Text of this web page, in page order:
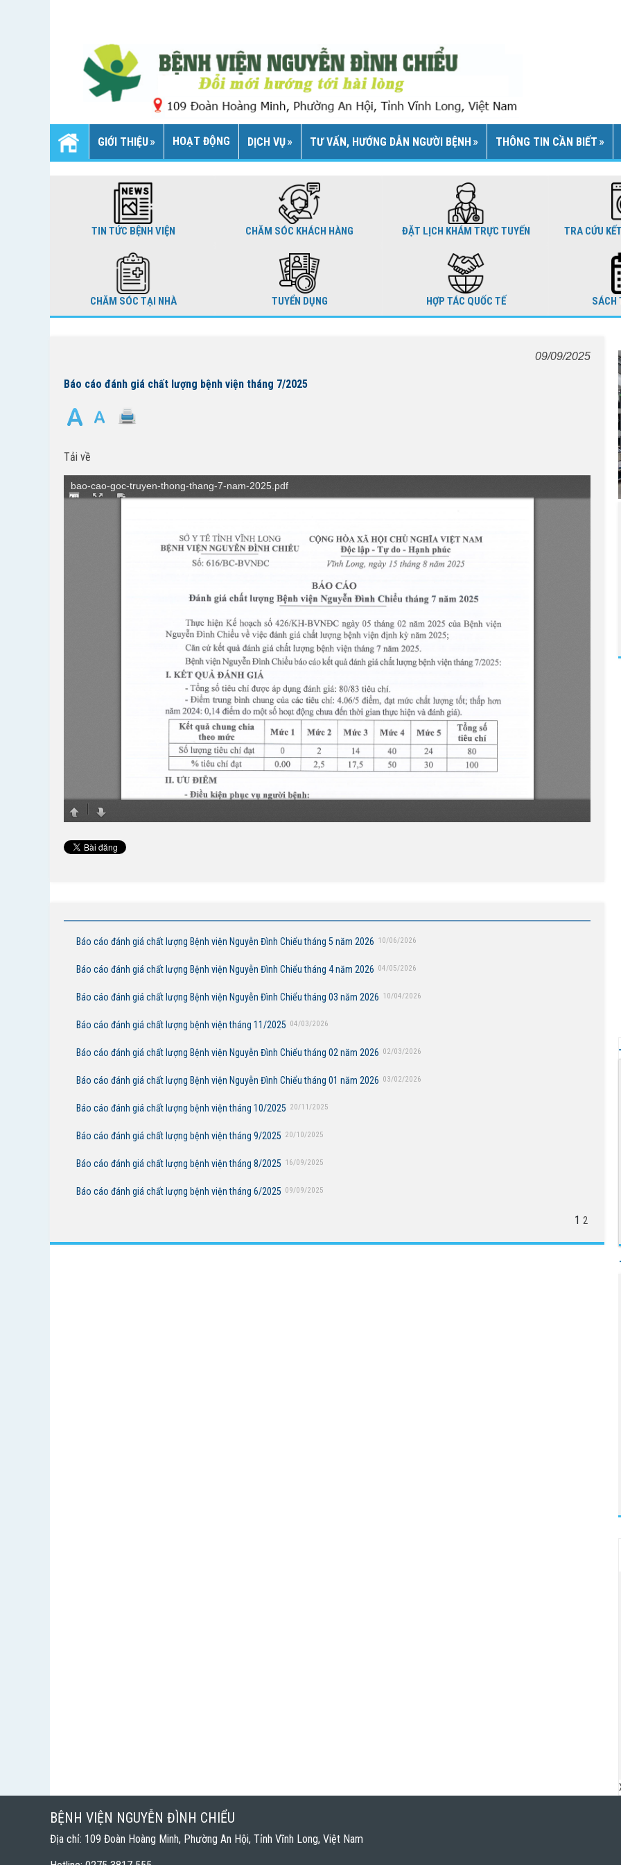
GIỚI THIỆU HOẠT ĐỘNG DỊCH VỤ TƯ VẤN, HƯỚNG DẪN NGƯỜI BỆNH THÔNG TIN CẦN BIẾT
TIN TỨC BỆNH VIỆN CHĂM SÓC KHÁCH HÀNG ĐẶT LỊCH KHÁM TRỰC TUYẾN TRA CỨU
CHĂM SÓC TẠI NHÀ TUYỂN DỤNG HỢP TÁC QUỐC TẾ SÁCH
09/09/2025
Báo cáo đánh giá chất lượng bệnh viện tháng 7/2025
Tải về
Báo cáo đánh giá chất lượng Bệnh viện Nguyễn Đình Chiểu tháng 5 năm 2026 10/06/2026
Báo cáo đánh giá chất lượng Bệnh viện Nguyễn Đình Chiểu tháng 4 năm 2026 04/05/2026
Báo cáo đánh giá chất lượng Bệnh viện Nguyễn Đình Chiểu tháng 03 năm 2026 10/04/2026
Báo cáo đánh giá chất lượng bệnh viện tháng 11/2025 04/03/2026
Báo cáo đánh giá chất lượng Bệnh viện Nguyễn Đình Chiểu tháng 02 năm 2026 02/03/2026
Báo cáo đánh giá chất lượng Bệnh viện Nguyễn Đình Chiểu tháng 01 năm 2026 03/02/2026
Báo cáo đánh giá chất lượng bệnh viện tháng 10/2025 20/11/2025
Báo cáo đánh giá chất lượng bệnh viện tháng 9/2025 20/10/2025
Báo cáo đánh giá chất lượng bệnh viện tháng 8/2025 16/09/2025
Báo cáo đánh giá chất lượng bệnh viện tháng 6/2025 09/09/2025
1 2
BỆNH VIỆN NGUYỄN ĐÌNH CHIỂU
Địa chỉ: 109 Đoàn Hoàng Minh, Phường An Hội, Tỉnh Vĩnh Long, Việt Nam